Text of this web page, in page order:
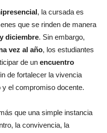
, la cursada es
que se rinden de manera
diciembre. Sin embargo,
vez al año, los estudiantes
de un encuentro
de fortalecer la vivencia
el compromiso docente.
que una simple instancia
la convivencia, la